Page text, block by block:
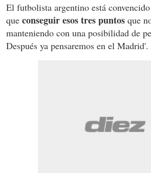
El futbolista argentino está
que conseguir esos tres puntos que
manteniendo con una posibilidad de
Después ya pensaremos en el Madrid'.